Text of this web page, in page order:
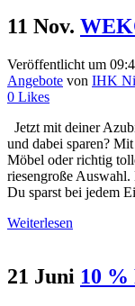
11 Nov.
Veröffentlicht um
Angebote von IHK
0 Likes
Jetzt mit deiner
und dabei sparen?
Möbel oder richtig
riesengroße
Du sparst bei jedem
Weiterlesen
21 Juni 10 %